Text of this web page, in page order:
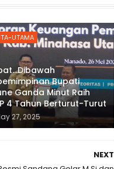
UTAMA
Bupati
Ganda Minut Raih
4 Tahun Berturut-Turut
27, 2025
NEXT